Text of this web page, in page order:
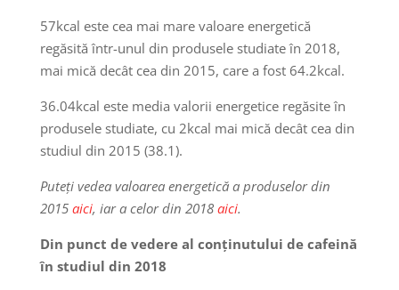
57kcal este cea mai mare valoare energetică
regăsită într-unul din produsele studiate în 2018,
mai mică decât cea din 2015, care a fost 64.2kcal.
36.04kcal este media valorii energetice regăsite în
produsele studiate, cu 2kcal mai mică decât cea din
studiul din 2015 (38.1).
Puteți vedea valoarea energetică a produselor din
2015 aici, iar a celor din 2018 aici.
Din punct de vedere al conținutului de cafeină
în studiul din 2018